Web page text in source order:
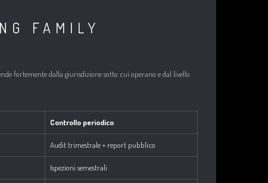
FAMILY
fortemente dalla giurisdizione sotto cui operano e dal livello
Controllo periodico
Audit trimestrale + report pubblico
Ispezioni semestrali